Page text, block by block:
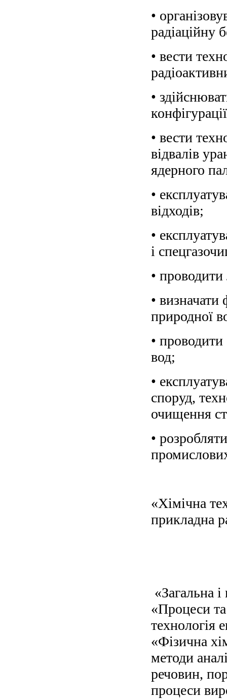
•
радіаційну
• вести
•
• вести
відвалів
ядерного
•
відходів;
•
і
• проводити
• визначати
природної
•
вод;
•
споруд,
очищення
•
«Хімічна
прикладна
«Загальна
«Процеси та
технологія
«Фізична
методи
речовин,
процеси